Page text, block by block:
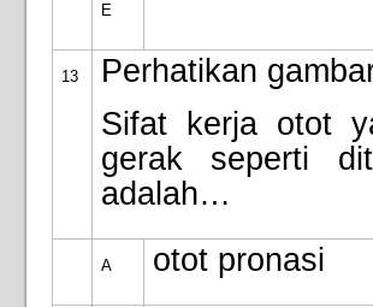
E
13
Perhatikan
Sifat kerja otot
gerak seperti
adalah…
A otot pronasi